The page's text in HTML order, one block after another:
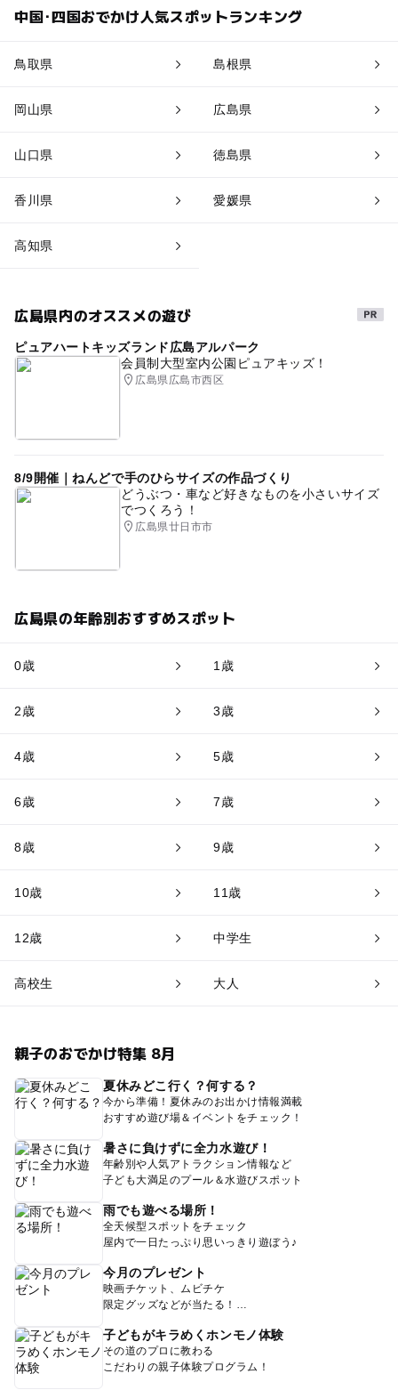
中国･四国おでかけ人気スポットランキング
鳥取県 島根県
岡山県 広島県
山口県 徳島県
香川県 愛媛県
高知県
広島県内のオススメの遊び
ピュアハートキッズランド広島アルパーク
会員制大型室内公園ピュアキッズ！
広島県広島市西区
8/9開催｜ねんどで手のひらサイズの作品づくり
どうぶつ・車など好きなものを小さいサイズ
でつくろう！
広島県廿日市市
広島県の年齢別おすすめスポット
0歳 1歳
2歳 3歳
4歳 5歳
6歳 7歳
8歳 9歳
10歳 11歳
12歳 中学生
高校生 大人
親子のおでかけ特集 8月
夏休みどこ行く？何する？
今から準備！夏休みのお出かけ情報満載
おすすめ遊び場＆イベントをチェック！
暑さに負けずに全力水遊び！
年齢別や人気アトラクション情報など
子ども大満足のプール＆水遊びスポット
雨でも遊べる場所！
全天候型スポットをチェック
屋内で一日たっぷり思いっきり遊ぼう♪
今月のプレゼント
映画チケット、ムビチケ
限定グッズなどが当たる！
子どもがキラめくホンモノ体験
その道のプロに教わる
こだわりの親子体験プログラム！